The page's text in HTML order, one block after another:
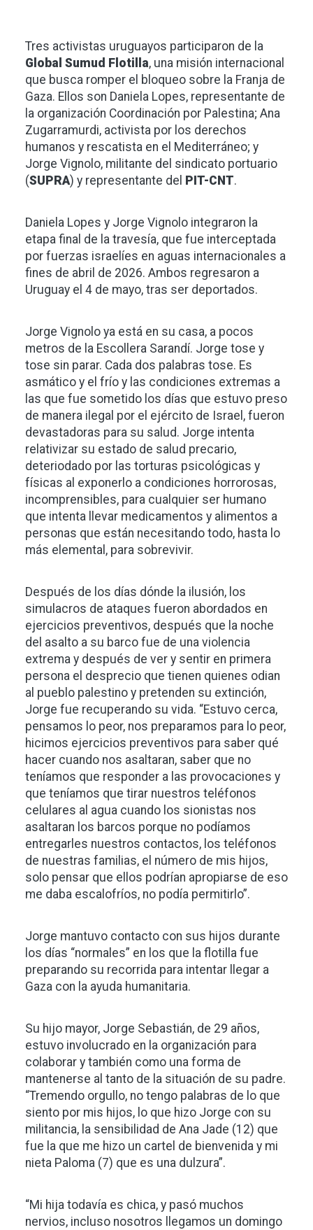
Tres activistas uruguayos participaron de la
Global Sumud Flotilla, una misión internacional
que busca romper el bloqueo sobre la Franja de
Gaza. Ellos son Daniela Lopes, representante de
la organización Coordinación por Palestina; Ana
Zugarramurdi, activista por los derechos
humanos y rescatista en el Mediterráneo; y
Jorge Vignolo, militante del sindicato portuario
(SUPRA) y representante del PIT-CNT.
Daniela Lopes y Jorge Vignolo integraron la
etapa final de la travesía, que fue interceptada
por fuerzas israelíes en aguas internacionales a
fines de abril de 2026. Ambos regresaron a
Uruguay el 4 de mayo, tras ser deportados.
Jorge Vignolo ya está en su casa, a pocos
metros de la Escollera Sarandí. Jorge tose y
tose sin parar. Cada dos palabras tose. Es
asmático y el frío y las condiciones extremas a
las que fue sometido los días que estuvo preso
de manera ilegal por el ejército de Israel, fueron
devastadoras para su salud. Jorge intenta
relativizar su estado de salud precario,
deteriodado por las torturas psicológicas y
físicas al exponerlo a condiciones horrorosas,
incomprensibles, para cualquier ser humano
que intenta llevar medicamentos y alimentos a
personas que están necesitando todo, hasta lo
más elemental, para sobrevivir.
Después de los días dónde la ilusión, los
simulacros de ataques fueron abordados en
ejercicios preventivos, después que la noche
del asalto a su barco fue de una violencia
extrema y después de ver y sentir en primera
persona el desprecio que tienen quienes odian
al pueblo palestino y pretenden su extinción,
Jorge fue recuperando su vida. “Estuvo cerca,
pensamos lo peor, nos preparamos para lo peor,
hicimos ejercicios preventivos para saber qué
hacer cuando nos asaltaran, saber que no
teníamos que responder a las provocaciones y
que teníamos que tirar nuestros teléfonos
celulares al agua cuando los sionistas nos
asaltaran los barcos porque no podíamos
entregarles nuestros contactos, los teléfonos
de nuestras familias, el número de mis hijos,
solo pensar que ellos podrían apropiarse de eso
me daba escalofríos, no podía permitirlo”.
Jorge mantuvo contacto con sus hijos durante
los días “normales” en los que la flotilla fue
preparando su recorrida para intentar llegar a
Gaza con la ayuda humanitaria.
Su hijo mayor, Jorge Sebastián, de 29 años,
estuvo involucrado en la organización para
colaborar y también como una forma de
mantenerse al tanto de la situación de su padre.
“Tremendo orgullo, no tengo palabras de lo que
siento por mis hijos, lo que hizo Jorge con su
militancia, la sensibilidad de Ana Jade (12) que
fue la que me hizo un cartel de bienvenida y mi
nieta Paloma (7) que es una dulzura”.
“Mi hija todavía es chica, y pasó muchos
nervios, incluso nosotros llegamos un domingo